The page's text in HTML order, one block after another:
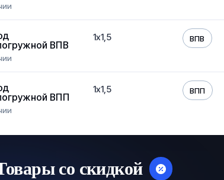
ВПВ
1х1,5 ВПВ
ВПП
1х1,5 ВПП
со скидкой